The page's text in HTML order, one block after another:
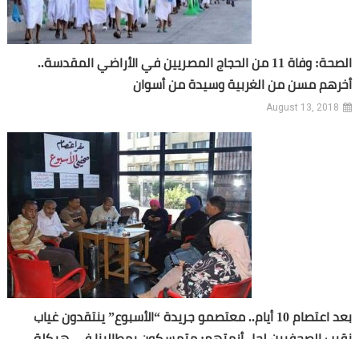
الصحة: وفاة 11 من الحجاج المصريين في الأراضي المقدسة..
أخرهم مسن من الغربية وسيدة من أسوان
August 13, 2018
بعد اعتصام 10 أيام.. معتصمو جريدة “الأسبوع” ينتقدون غياب